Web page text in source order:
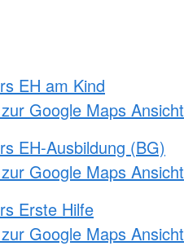
EH am Kind
Google Maps Ansicht
EH-Ausbildung (BG)
Google Maps Ansicht
Erste Hilfe
Google Maps Ansicht